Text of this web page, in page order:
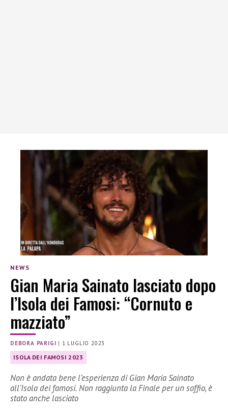
NEWS
Gian Maria Sainato lasciato dopo
l’Isola dei Famosi: “Cornuto e
mazziato”
DEBORA PARIGI | 1 LUGLIO 2023
ISOLA DEI FAMOSI 2023
Non è andata bene l’esperienza di Gian Maria Sainato
all’Isola dei famosi. Non raggiunta la Finale per un soffio, è
stato anche lasciato